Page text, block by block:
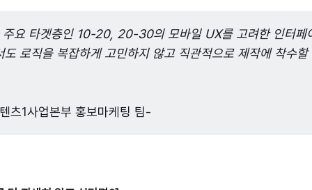
주요 타겟층인 10-20, 20-30의 모바일 UX를 고려한 인터페
도 로직을 복잡하게 고민하지 않고 직관적으로 제작에 착수
츠1사업본부 홍보마케팅 팀-